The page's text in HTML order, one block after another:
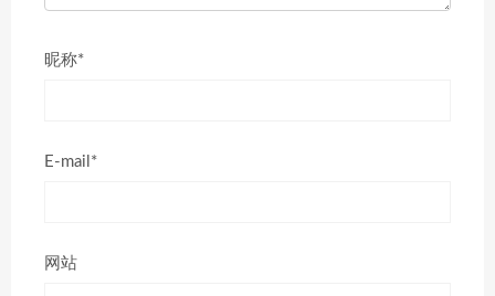
昵称*
E-mail*
网站